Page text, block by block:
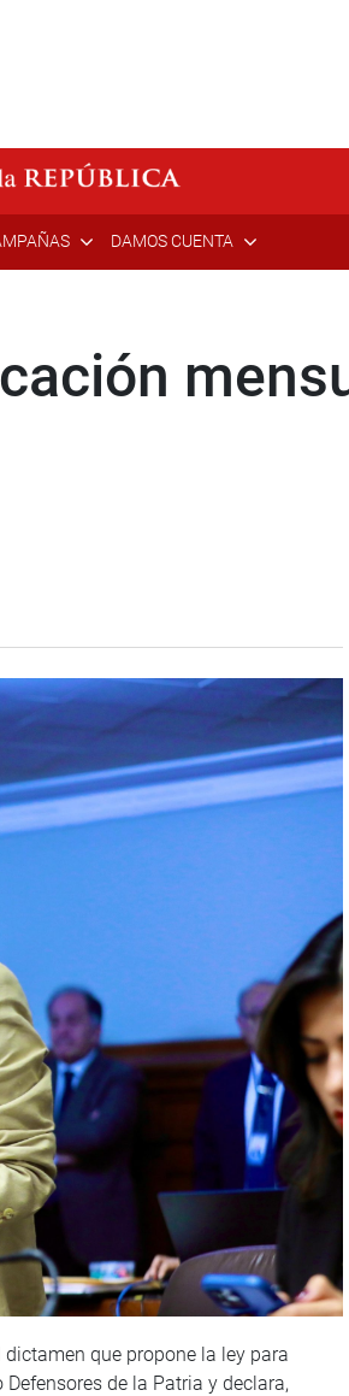
DAMOS CUENTA
que propone la ley para
de la Patria y declara,